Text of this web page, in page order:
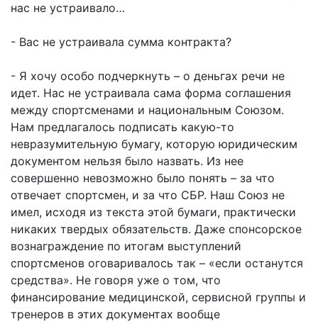
нас не устраивало…
- Вас не устраивала сумма контракта?
- Я хочу особо подчеркнуть – о деньгах речи не
идет. Нас не устраивала сама форма соглашения
между спортсменами и национальным Союзом.
Нам предлагалось подписать какую-то
невразумительную бумагу, которую юридическим
документом нельзя было назвать. Из нее
совершенно невозможно было понять – за что
отвечает спортсмен, и за что СБР. Наш Союз не
имел, исходя из текста этой бумаги, практически
никаких твердых обязательств. Даже спонсорское
вознаграждение по итогам выступлений
спортсменов оговаривалось так – «если останутся
средства». Не говоря уже о том, что
финансирование медицинской, сервисной группы и
тренеров в этих документах вообще